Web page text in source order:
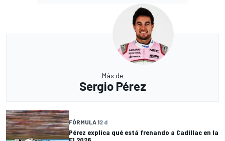
Más de
Sergio Pérez
FÓRMULA 12 d
Pérez explica qué está frenando a Cadillac en la